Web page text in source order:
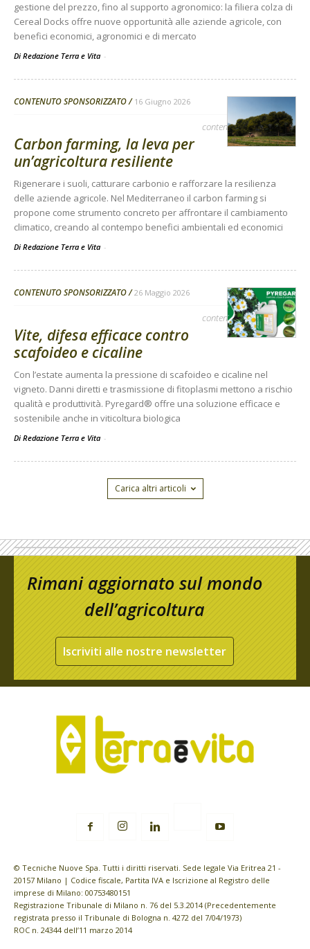
gestione del prezzo, fino al supporto agronomico: la filiera colza di
Cereal Docks offre nuove opportunità alle aziende agricole, con
benefici economici, agronomici e di mercato
Di Redazione Terra e Vita -
CONTENUTO SPONSORIZZATO 16 Giugno 2026
contenuto sponsorizzato
Carbon farming, la leva per
un’agricoltura resiliente
Rigenerare i suoli, catturare carbonio e rafforzare la resilienza
delle aziende agricole. Nel Mediterraneo il carbon farming si
propone come strumento concreto per affrontare il cambiamento
climatico, creando al contempo benefici ambientali ed economici
Di Redazione Terra e Vita -
CONTENUTO SPONSORIZZATO 26 Maggio 2026
contenuto sponsorizzato
Vite, difesa efficace contro
scafoideo e cicaline
Con l’estate aumenta la pressione di scafoideo e cicaline nel
vigneto. Danni diretti e trasmissione di fitoplasmi mettono a rischio
qualità e produttività. Pyregard® offre una soluzione efficace e
sostenibile anche in viticoltura biologica
Di Redazione Terra e Vita -
Carica altri articoli
Rimani aggiornato sul mondo
dell’agricoltura
Iscriviti alle nostre newsletter
© Tecniche Nuove Spa. Tutti i diritti riservati. Sede legale Via Eritrea 21 -
20157 Milano | Codice fiscale, Partita IVA e Iscrizione al Registro delle
imprese di Milano: 00753480151
Registrazione Tribunale di Milano n. 76 del 5.3.2014 (Precedentemente
registrata presso il Tribunale di Bologna n. 4272 del 7/04/1973)
ROC n. 24344 dell’11 marzo 2014